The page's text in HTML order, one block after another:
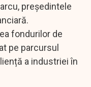
președintele
fondurilor de
pe parcursul
a industriei în